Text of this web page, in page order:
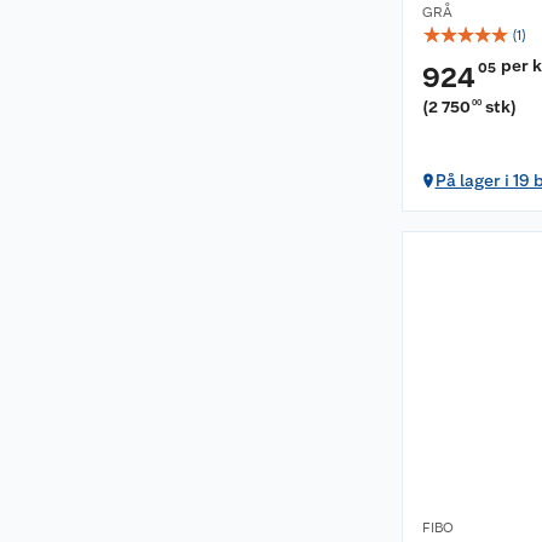
GRÅ
☆☆☆☆☆ (1)
92405 per
(2 75000 stk)
På lager i 19
FIBO